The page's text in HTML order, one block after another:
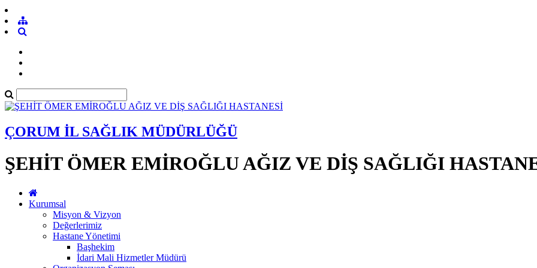
ÇORUM İL SAĞLIK MÜDÜRLÜĞÜ
ŞEHİT ÖMER EMİROĞLU AĞIZ VE DİŞ SAĞLIĞI
Kurumsal
Misyon & Vizyon
Değerlerimiz
Hastane Yönetimi
Başhekim
İdari Mali Hizmetler Müdürü